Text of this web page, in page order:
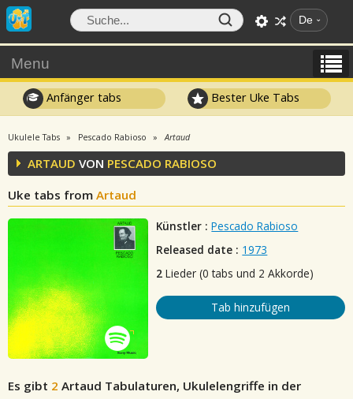
De
Menu
Anfänger tabs Bester Uke Tabs
Ukulele Tabs Pescado Rabioso Artaud
ARTAUD VON PESCADO RABIOSO
Uke tabs from Artaud
Künstler : Pescado Rabioso
Released date : 1973
2 Lieder (0 tabs und 2 Akkorde)
Tab hinzufügen
Es gibt 2 Artaud Tabulaturen, Ukulelengriffe in der